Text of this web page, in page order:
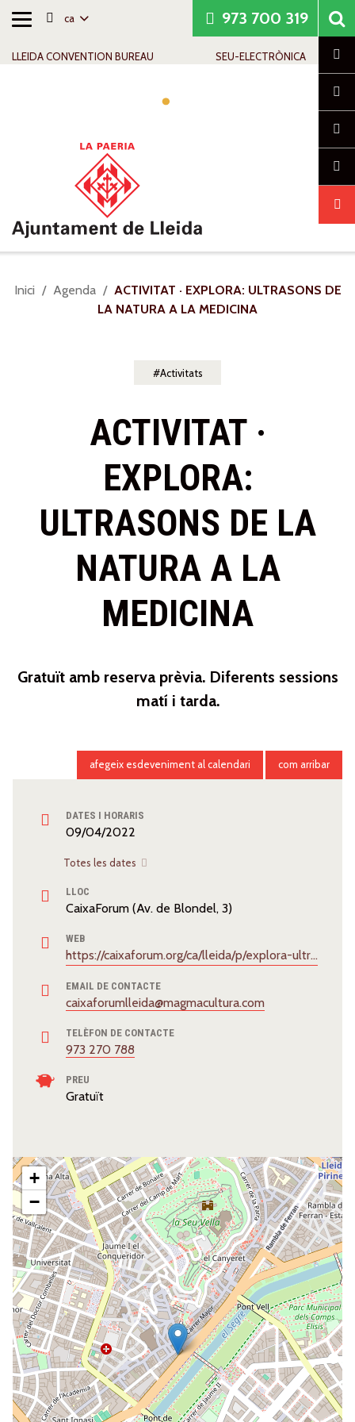
Alternar
ca
LLEIDA CONVENTION BUREAU SEU-ELECTRÒNICA
973 700 319
Sou
Inici Agenda
ACTIVITAT · EXPLORA: ULTRASONS DE
LA NATURA A LA MEDICINA
Activitats
ACTIVITAT ·
EXPLORA:
ULTRASONS DE LA
NATURA A LA
MEDICINA
Gratuït amb reserva prèvia. Diferents sessions
matí i tarda.
DATES I HORARIS
09/04/2022
Totes les dates
LLOC
CaixaForum (Av. de Blondel, 3)
WEB
https://caixaforum.org/ca/lleida/p/explora-ultrasons_a44870325
EMAIL DE CONTACTE
caixaforumlleida@magmacultura.com
TELÈFON DE CONTACTE
973 270 788
PREU
Gratuït
afegeix esdeveniment al calendari com arribar
+
−